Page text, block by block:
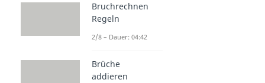
Bruchrechnen
Regeln
2/8 – Dauer: 04:42
Brüche
addieren